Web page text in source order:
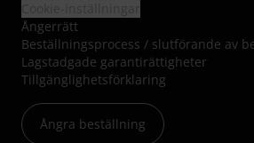
Ångerrätt
Beställningsprocess / slutförande av
Lagstadgade garantirättigheter
Tillgänglighetsförklaring
Ångra beställning